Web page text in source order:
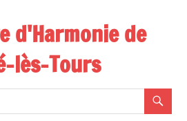
d'Harmonie de
lès-Tours